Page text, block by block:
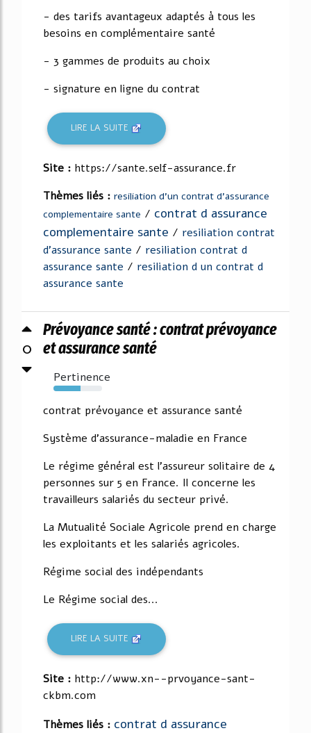
- des tarifs avantageux adaptés à tous les
besoins en complémentaire santé
- 3 gammes de produits au choix
- signature en ligne du contrat
LIRE LA SUITE
Site : https://sante.self-assurance.fr
Thèmes liés : resiliation d'un contrat d'assurance
complementaire sante / contrat d assurance
complementaire sante / resiliation contrat
d'assurance sante / resiliation contrat d
assurance sante / resiliation d un contrat d
assurance sante
0
Prévoyance santé : contrat prévoyance
et assurance santé
Pertinence
56%
contrat prévoyance et assurance santé
Système d'assurance-maladie en France
Le régime général est l'assureur solitaire de 4
personnes sur 5 en France. Il concerne les
travailleurs salariés du secteur privé.
La Mutualité Sociale Agricole prend en charge
les exploitants et les salariés agricoles.
Régime social des indépendants
Le Régime social des...
LIRE LA SUITE
Site : http://www.xn--prvoyance-sant-
ckbm.com
Thèmes liés : contrat d assurance